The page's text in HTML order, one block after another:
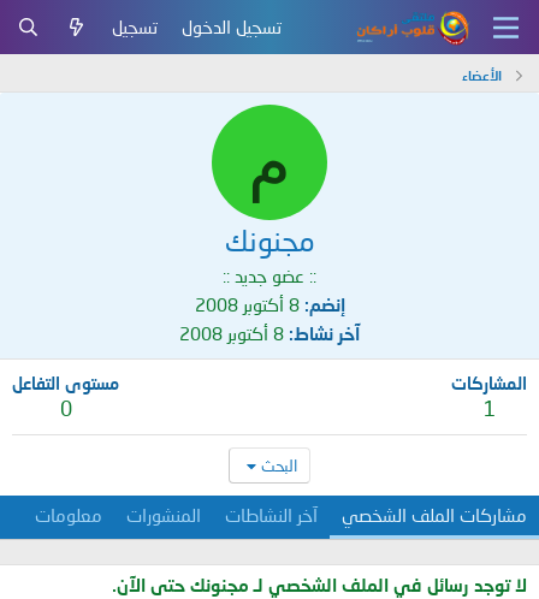
تسجيل الدخول تسجيل
الأعضاء
م
مجنونك
:: عضو جديد ::
إنضم 8 أكتوبر 2008
آخر نشاط 8 أكتوبر 2008
المشاركات
1
مستوى التفاعل
0
البحث
مشاركات الملف الشخصي آخر النشاطات المنشورات معلومات
لا توجد رسائل في الملف الشخصي لـ مجنونك حتى الآن.